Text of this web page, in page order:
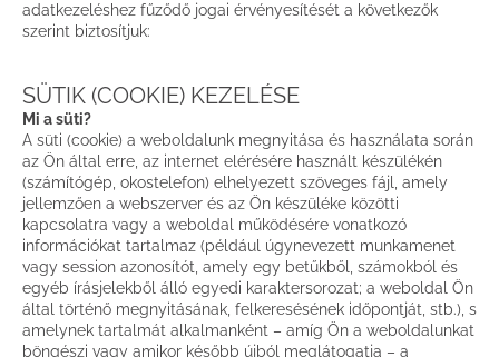
adatkezeléshez fűződő jogai érvényesítését a következők
szerint biztosítjuk:
SÜTIK (COOKIE) KEZELÉSE
Mi a süti?
A süti (cookie) a weboldalunk megnyitása és használata során
az Ön által erre, az internet elérésére használt készülékén
(számítógép, okostelefon) elhelyezett szöveges fájl, amely
jellemzően a webszerver és az Ön készüléke közötti
kapcsolatra vagy a weboldal működésére vonatkozó
információkat tartalmaz (például úgynevezett munkamenet
vagy session azonosítót, amely egy betűkből, számokból és
egyéb írásjelekből álló egyedi karaktersorozat; a weboldal Ön
által történő megnyitásának, felkeresésének időpontját, stb.), s
amelynek tartalmát alkalmanként – amíg Ön a weboldalunkat
böngészi vagy amikor később újból meglátogatja – a